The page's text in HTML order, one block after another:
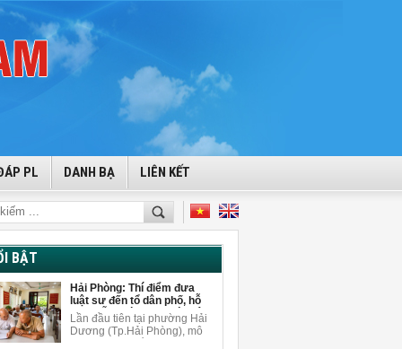
PL DANH BẠ LIÊN KẾT
BẬT
Hải Phòng: Thí điểm đưa
luật sư đến tổ dân phố, hỗ
trợ miễn phí cho người dân
Lần đầu tiên tại phường Hải
Dương (Tp.Hải Phòng), mô